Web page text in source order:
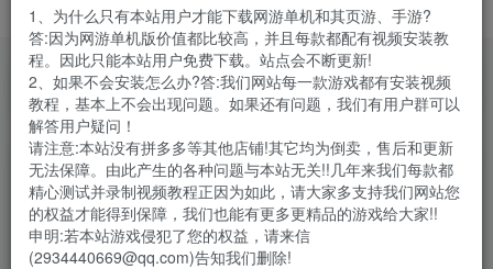
不要找失败的借口，去追成功的理由
Live every day as the last day of life.
把活着的每一天看作生命的最后一天
文章0 收藏0 评论1 粉丝0
发布 0 排序
1、为什么只有本站用户才能下载网游单机和其页游、手游?
答:因为网游单机版价值都比较高，并且每款都配有视频安装教
程。因此只能本站用户免费下载。站点会不断更新!
2、如果不会安装怎么办?答:我们网站每一款游戏都有安装视频
教程，基本上不会出现问题。如果还有问题，我们有用户群可以
解答用户疑问！
请注意:本站没有拼多多等其他店铺!其它均为倒卖，售后和更新
无法保障。由此产生的各种问题与本站无关!!几年来我们每款都
精心测试并录制视频教程正因为如此，请大家多支持我们网站您
的权益才能得到保障，我们也能有更多更精品的游戏给大家!!
申明:若本站游戏侵犯了您的权益，请来信
(2934440669@qq.com)告知我们删除!